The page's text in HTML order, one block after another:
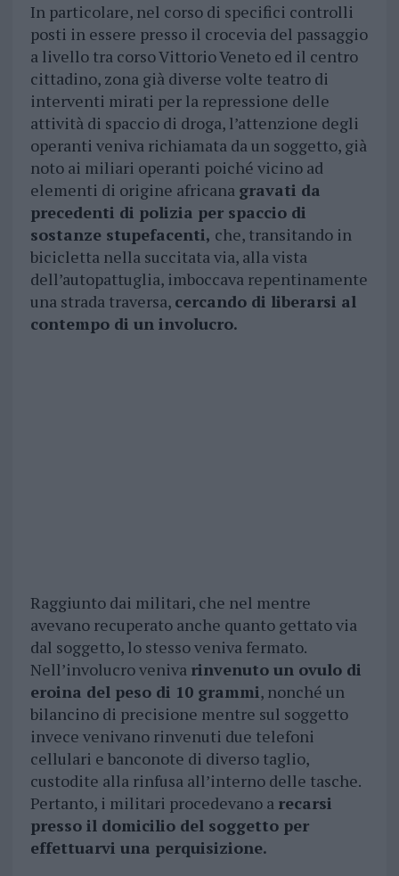
In particolare, nel corso di specifici controlli
posti in essere presso il crocevia del passaggio
a livello tra corso Vittorio Veneto ed il centro
cittadino, zona già diverse volte teatro di
interventi mirati per la repressione delle
attività di spaccio di droga, l’attenzione degli
operanti veniva richiamata da un soggetto, già
noto ai miliari operanti poiché vicino ad
elementi di origine africana gravati da
precedenti di polizia per spaccio di
sostanze stupefacenti, che, transitando in
bicicletta nella succitata via, alla vista
dell’autopattuglia, imboccava repentinamente
una strada traversa, cercando di liberarsi al
contempo di un involucro.
Raggiunto dai militari, che nel mentre
avevano recuperato anche quanto gettato via
dal soggetto, lo stesso veniva fermato.
Nell’involucro veniva rinvenuto un ovulo di
eroina del peso di 10 grammi, nonché un
bilancino di precisione mentre sul soggetto
invece venivano rinvenuti due telefoni
cellulari e banconote di diverso taglio,
custodite alla rinfusa all’interno delle tasche.
Pertanto, i militari procedevano a recarsi
presso il domicilio del soggetto per
effettuarvi una perquisizione.